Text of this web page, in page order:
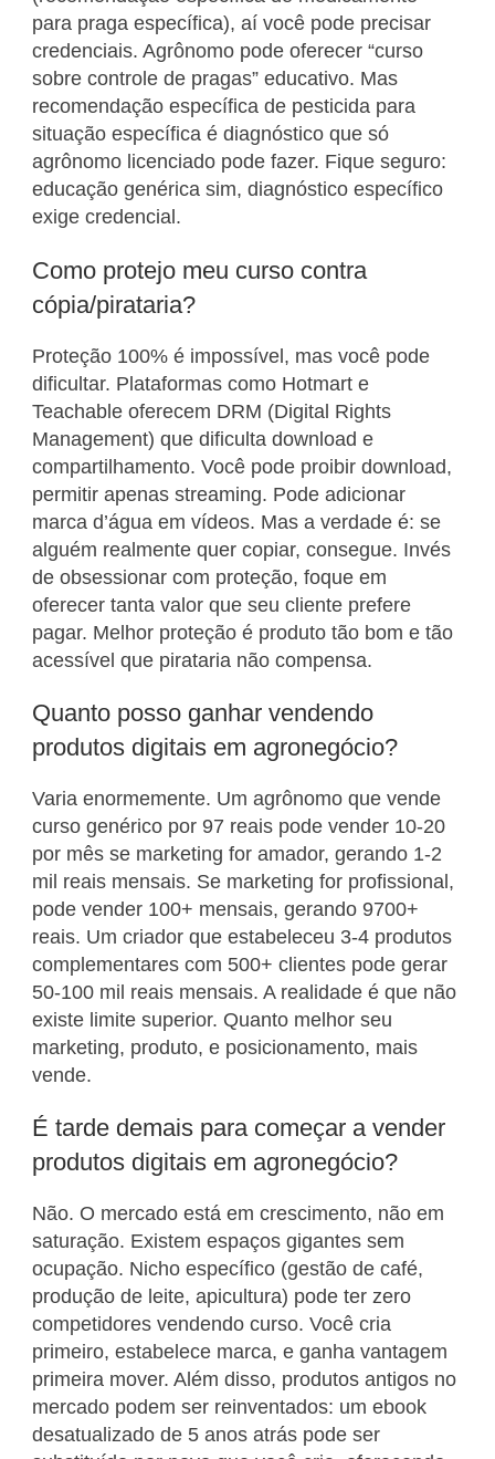
para praga específica), aí você pode precisar
credenciais. Agrônomo pode oferecer “curso
sobre controle de pragas” educativo. Mas
recomendação específica de pesticida para
situação específica é diagnóstico que só
agrônomo licenciado pode fazer. Fique seguro:
educação genérica sim, diagnóstico específico
exige credencial.
Como protejo meu curso contra
cópia/pirataria?
Proteção 100% é impossível, mas você pode
dificultar. Plataformas como Hotmart e
Teachable oferecem DRM (Digital Rights
Management) que dificulta download e
compartilhamento. Você pode proibir download,
permitir apenas streaming. Pode adicionar
marca d’água em vídeos. Mas a verdade é: se
alguém realmente quer copiar, consegue. Invés
de obsessionar com proteção, foque em
oferecer tanta valor que seu cliente prefere
pagar. Melhor proteção é produto tão bom e tão
acessível que pirataria não compensa.
Quanto posso ganhar vendendo
produtos digitais em agronegócio?
Varia enormemente. Um agrônomo que vende
curso genérico por 97 reais pode vender 10-20
por mês se marketing for amador, gerando 1-2
mil reais mensais. Se marketing for profissional,
pode vender 100+ mensais, gerando 9700+
reais. Um criador que estabeleceu 3-4 produtos
complementares com 500+ clientes pode gerar
50-100 mil reais mensais. A realidade é que não
existe limite superior. Quanto melhor seu
marketing, produto, e posicionamento, mais
vende.
É tarde demais para começar a vender
produtos digitais em agronegócio?
Não. O mercado está em crescimento, não em
saturação. Existem espaços gigantes sem
ocupação. Nicho específico (gestão de café,
produção de leite, apicultura) pode ter zero
competidores vendendo curso. Você cria
primeiro, estabelece marca, e ganha vantagem
primeira mover. Além disso, produtos antigos no
mercado podem ser reinventados: um ebook
desatualizado de 5 anos atrás pode ser